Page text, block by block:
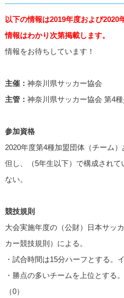
以下の情報は2019年度および2020
情報はわかり次第掲載します。
情報をお待ちしています！
主催： 神奈川県サッカー協会
主管： 神奈川県サッカー協会 第4
参加資格
2020年度第4種加盟団体（チーム）
但し、（5年生以下）で構成され
ない。
競技規則
大会実施年度の（公財）日本サッ
カー競技規則）による。
・試合時間は15分ハーフとする。
・勝点の多いチームを上位とする
（0）